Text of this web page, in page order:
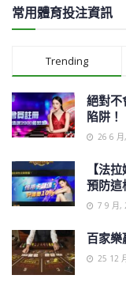
常用體育投注資訊
Trending
絕對不
陷阱！
26 6
【法
預防這
7 9 月,
百家
25 12